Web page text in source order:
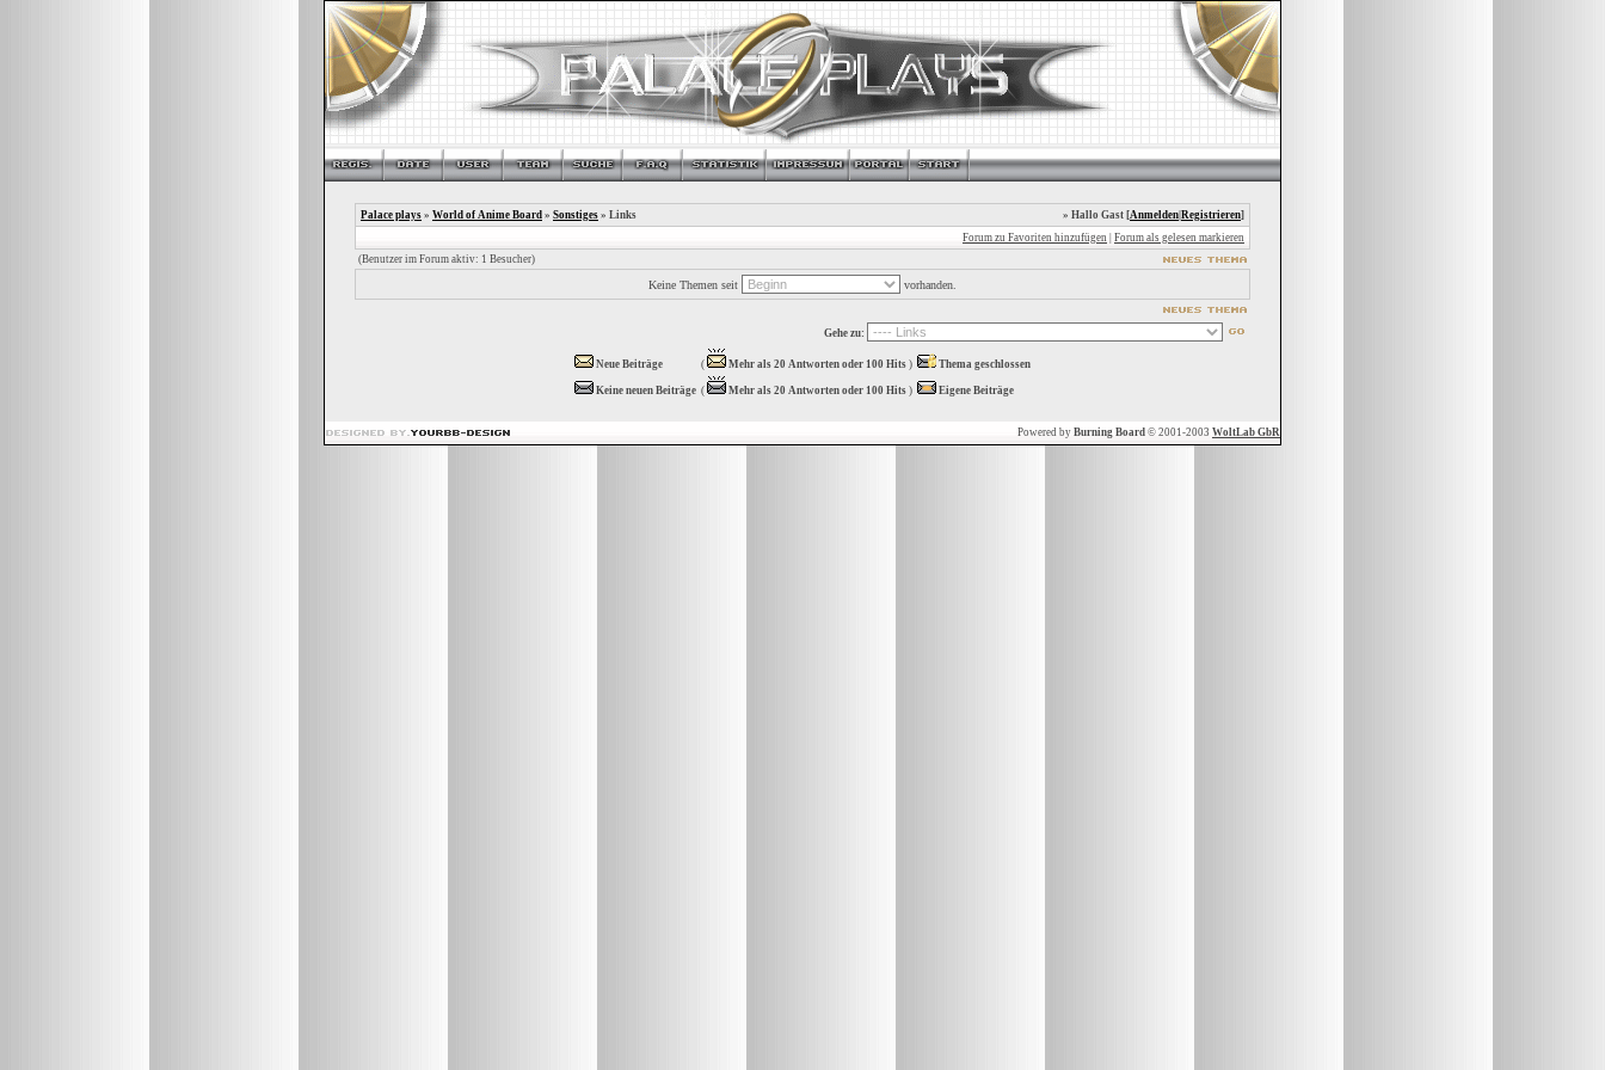
Palace plays » World of Anime Board » Sonstiges » Links » Hallo Gast [Anmelden Registrieren]
Forum zu Favoriten hinzufügen Forum als gelesen markieren
(Benutzer im Forum aktiv: 1 Besucher)
Keine Themen seit vorhanden.
Gehe zu:
Neue Beiträge ( Mehr als 20 Antworten oder 100 Hits ) Thema geschlossen
Keine neuen Beiträge ( Mehr als 20 Antworten oder 100 Hits ) Eigene Beiträge
Powered by Burning Board © 2001-2003 WoltLab GbR